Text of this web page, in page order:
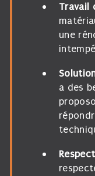
une
a des